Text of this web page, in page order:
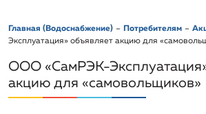
Руководство
Раскрытие информации
Противодействие коррупции
Политика в отношении обработки
Онлайн-оплата
Передать показания
Заключить договор онлайн
Услуги
Обслуживание и эксплуатация
Вакансии
Главная (Водоснабжение) Потребителям
Эксплуатация» объявляет акцию для
ООО «СамРЭК-
акцию для «самовольщиков»